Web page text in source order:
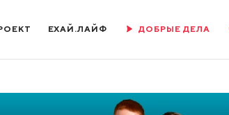
ЕХАЙ.ЛАЙФ ДОБРЫЕ ДЕЛА